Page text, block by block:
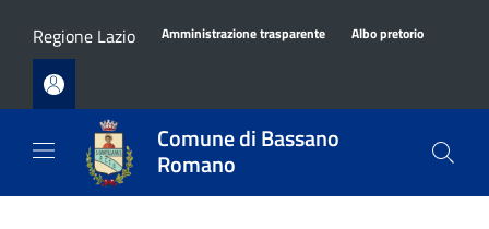
Regione Lazio
Amministrazione trasparente Albo pretorio
Comune di Bassano
Romano